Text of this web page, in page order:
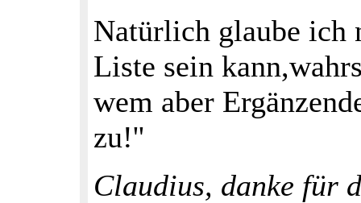
Natürlich glaube ich
Liste sein
wem aber
zu!''
Claudius, danke für